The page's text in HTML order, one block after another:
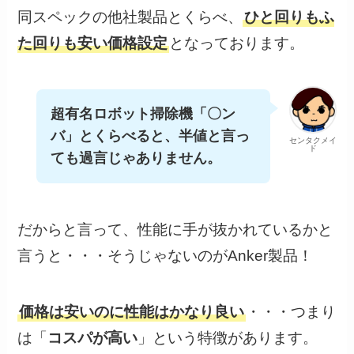
同スペックの他社製品とくらべ、ひと回りもふ
た回りも安い価格設定 となっております。
センタクメイ
ド
超有名ロボット掃除機「〇ン
バ」とくらべると、半値と言っ
ても過言じゃありません。
だからと言って、性能に手が抜かれているかと
言うと・・・そうじゃないのがAnker製品！
価格は安いのに性能はかなり良い ・・・つまり
は「コスパが高い 」という特徴があります。